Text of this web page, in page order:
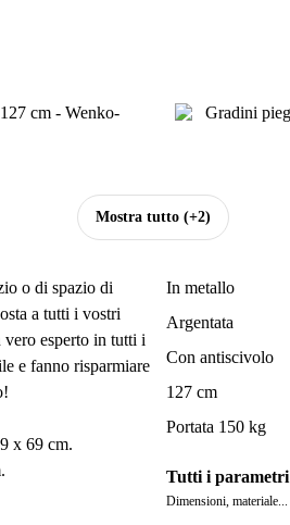
Mostra tutto (+2)
o di spazio di
a tutti i vostri
esperto in tutti i
e fanno risparmiare
x 69 cm.
In metallo
Argentata
Con antiscivolo
127 cm
Portata 150 kg
Tutti i parametri
Dimensioni, materiale...